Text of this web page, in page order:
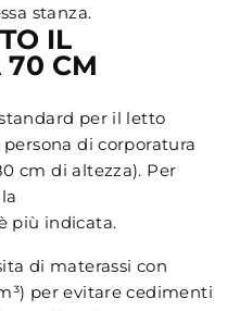
stanza.
IL
70 CM
per il letto
di corporatura
cm di altezza). Per
più indicata.
di materassi con
per evitare cedimenti